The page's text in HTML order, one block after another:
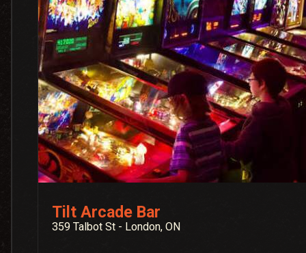
Tilt Arcade Bar
359 Talbot St - London, ON